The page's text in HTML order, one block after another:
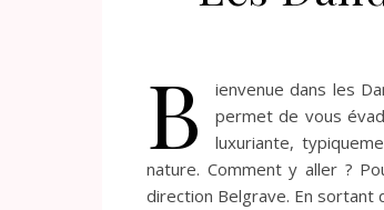
B
ienvenue dans les
permet de vous
luxuriante,
nature. Comment y aller ?
direction Belgrave. En sortant